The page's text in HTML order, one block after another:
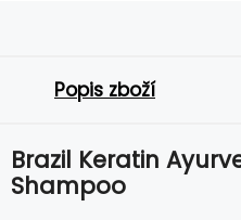
Popis zboží
Brazil Keratin
Shampoo